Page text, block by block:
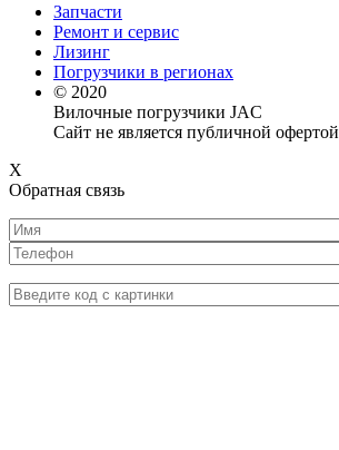
Запчасти
Ремонт и сервис
Лизинг
Погрузчики в регионах
© 2020
Вилочные погрузчики JAC
Сайт не является публичной офертой
X
Обратная связь